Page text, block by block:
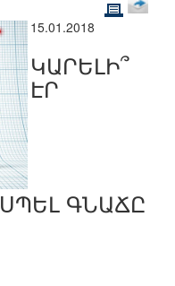
15.01.2018
ԿԱՐԵԼԻ՞
ԷՐ
ԳՆԱՃԸ